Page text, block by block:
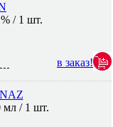
/ 1 шт.
в заказ!
мл / 1 шт.